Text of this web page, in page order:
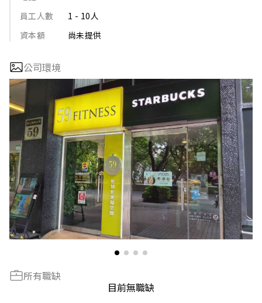
員工人數
1 - 10人
資本額
尚未提供
公司環境
所有職缺
目前無職缺